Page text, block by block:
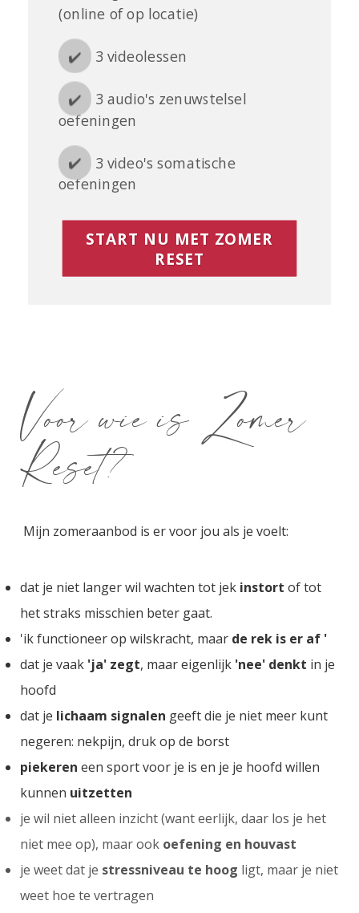
(online of op locatie)
✔️ 3 videolessen
✔️ 3 audio's zenuwstelsel
oefeningen
✔️ 3 video's somatische
oefeningen
START NU MET ZOMER
RESET
Voor wie is Zomer
Reset?
Mijn zomeraanbod is er voor jou als je voelt:
dat je niet langer wil wachten tot jek instort of tot
het straks misschien beter gaat.
'ik functioneer op wilskracht, maar de rek is er af '
dat je vaak 'ja' zegt, maar eigenlijk 'nee' denkt in je
hoofd
dat je lichaam signalen geeft die je niet meer kunt
negeren: nekpijn, druk op de borst
piekeren een sport voor je is en je je hoofd willen
kunnen uitzetten
je wil niet alleen inzicht (want eerlijk, daar los je het
niet mee op), maar ook oefening en houvast
je weet dat je stressniveau te hoog ligt, maar je niet
weet hoe te vertragen